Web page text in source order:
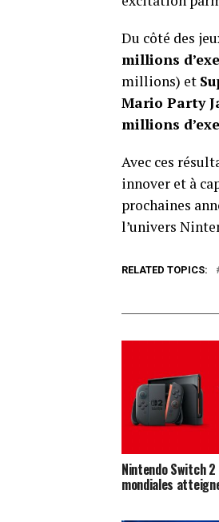
Du côté des
millions
millions) et
Mario Party
millions
Avec ces
innover et à
prochaines
l’univers
RELATED TOPICS:
Nintendo Switch
mondiales